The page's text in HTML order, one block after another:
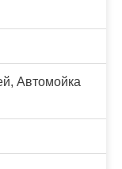
Автомойка